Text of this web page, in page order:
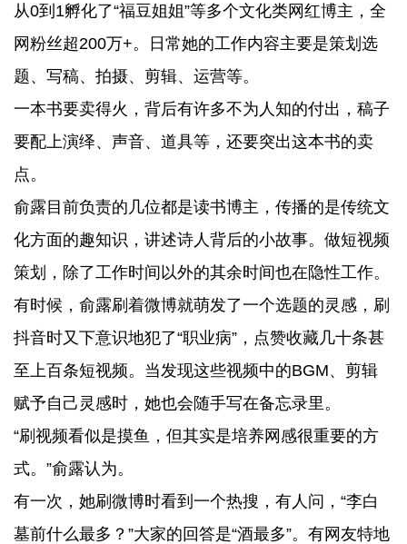
从0到1孵化了“福豆姐姐”等多个文化类网红博主，全
网粉丝超200万+。日常她的工作内容主要是策划选
题、写稿、拍摄、剪辑、运营等。
一本书要卖得火，背后有许多不为人知的付出，稿子
要配上演绎、声音、道具等，还要突出这本书的卖
点。
俞露目前负责的几位都是读书博主，传播的是传统文
化方面的趣知识，讲述诗人背后的小故事。做短视频
策划，除了工作时间以外的其余时间也在隐性工作。
有时候，俞露刷着微博就萌发了一个选题的灵感，刷
抖音时又下意识地犯了“职业病”，点赞收藏几十条甚
至上百条短视频。当发现这些视频中的BGM、剪辑
赋予自己灵感时，她也会随手写在备忘录里。
“刷视频看似是摸鱼，但其实是培养网感很重要的方
式。”俞露认为。
有一次，她刷微博时看到一个热搜，有人问，“李白
墓前什么最多？”大家的回答是“酒最多”。有网友特地